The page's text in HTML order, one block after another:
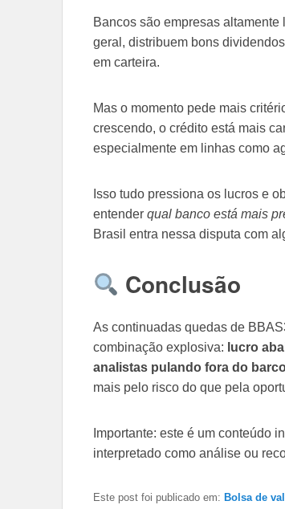
Bancos são empresas
geral, distribuem bons
em carteira.
Mas o momento pede mais
crescendo, o crédito está mais
especialmente em linhas como
Isso tudo pressiona os lucros e
entender qual banco está mais
Brasil entra nessa disputa com
Conclusão
As continuadas quedas de
combinação explosiva: lucro
analistas pulando fora do
mais pelo risco do que pela
Importante: este é um conteúdo
interpretado como análise ou
Este post foi publicado em: Bolsa de